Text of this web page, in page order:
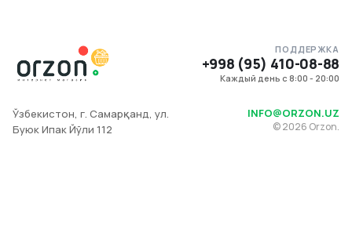
ПОДДЕРЖКА
+998 (95) 410-08-88
Каждый день с 8:00 - 20:00
Ўзбекистон, г. Самарқанд, ул.
Буюк Ипак Йўли 112
INFO@ORZON.UZ
©2026 Orzon.